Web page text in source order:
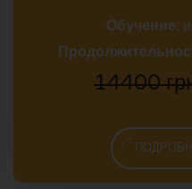
Обучение:
14400